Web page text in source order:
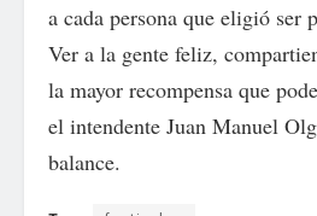
a cada persona que eligió ser
Ver a la gente feliz,
la mayor recompensa que
el intendente Juan Manuel
balance.